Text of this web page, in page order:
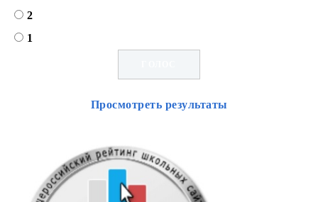
2
1
Просмотреть результаты